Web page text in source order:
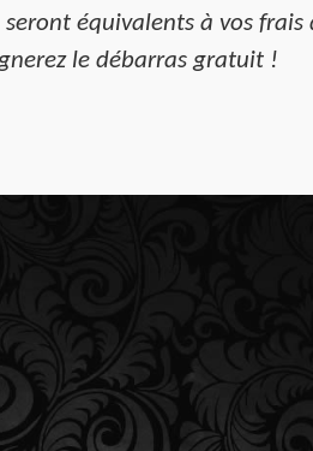
équivalents à vos frais
le débarras gratuit !